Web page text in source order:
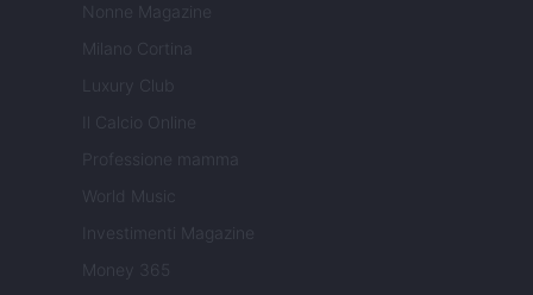
Nonne Magazine
Milano Cortina
Luxury Club
Il Calcio Online
Professione mamma
World Music
Investimenti Magazine
Money 365